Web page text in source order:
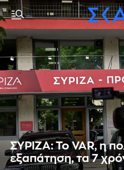
ΣΥΡΙΖΑ: Το VAR, η
εξαπάτηση, τα 7